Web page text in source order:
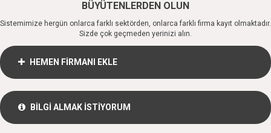
BÜYÜTENLERDEN OLUN
Sistemimize hergün onlarca farklı sektörden, onlarca farklı firma kayıt olmaktadır.
Sizde çok geçmeden yerinizi alın.
HEMEN FİRMANI EKLE
BİLGİ ALMAK İSTİYORUM